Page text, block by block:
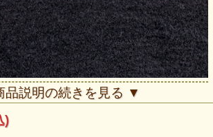
品説明の続きを見る ▼
)